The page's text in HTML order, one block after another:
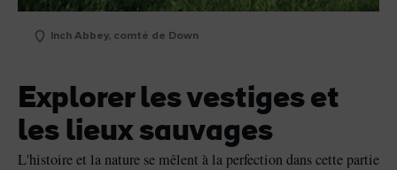
Inch Abbey, comté de Down
Explorer les vestiges et
les lieux sauvages
L'histoire et la nature se mêlent à la perfection dans cette partie